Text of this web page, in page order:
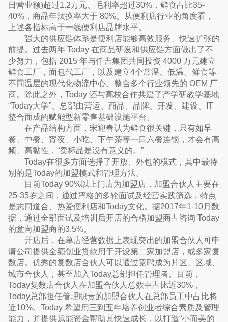
日营业额)超过1.2万元、毛利率超过30%，鲜食占比35-
40%，商品年汰换率大于 80%。从便利店行业的角度看，
上述各指标高于一线便利店品牌水平。
强大的供应链体系是便利店能够高效服务、快速扩张的
前提。过去两年 Today 在商品研发和供应链方面做出了不
少努力，包括 2015 年与仟吉集团共同投资 4000 万元建立
鲜食工厂，面包代工厂，以及建立4个常温、低温、鲜食等
不同温层的现代化物流中心、整合多个行业领先的 OEM 厂
商。除此之外，Today 还与高校合作共建了产学研教学基地
“Today大学”、总部由营运、商品、品牌、开发、建设、IT
整合而成的赋能型新零售基础设施平台。
在产品结构方面，宋迎春认为鲜食很关键，只有如早
餐、中餐、宵夜、小吃、下午茶等一日六餐连锁，才会有高
频、高黏性，“卖标品是没有意义的。”
Today在很多方面选择了开放、外包的模式，其中最特
别的是Today的加盟模式和管理方法。
目前Today 90%以上门店为加盟店，加盟合伙人主要在
25-35岁之间，通过严格的多轮面试及经营实践筛选，特点
是志同道合、热爱便利店和Today文化。据2017年1-10月数
据，通过全部面试及培训后开店的合格加盟商占咨询 Today
的意向加盟商的3.5%。
开店后，在单店经营数据上表现突出的加盟合伙人可申
请公司提供全额创业贷款用于开设第二家加盟店，或多家复
数店。优秀的复数店合伙人可以通过竞聘成为片区、区域、
城市合伙人，甚至加入Today总部担任管理者。目前，
Today复数店合伙人在加盟合伙人总数中占比近30%，
Today总部担任管理职责的加盟合伙人在总部员工中占比将
近10%。Today 希望用三到五年培养创业者综合素质及管理
能力，并提供赋能资金帮助其快速成长，以打造“小而美的